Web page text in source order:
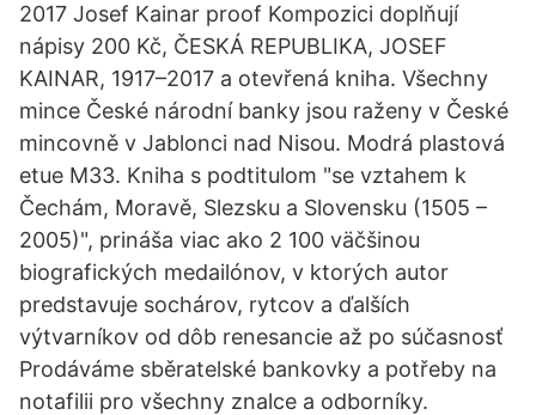
2017 Josef Kainar proof Kompozici doplňují
nápisy 200 Kč, ČESKÁ REPUBLIKA, JOSEF
KAINAR, 1917–2017 a otevřená kniha. Všechny
mince České národní banky jsou raženy v České
mincovně v Jablonci nad Nisou. Modrá plastová
etue M33. Kniha s podtitulom "se vztahem k
Čechám, Moravě, Slezsku a Slovensku (1505 –
2005)", prináša viac ako 2 100 väčšinou
biografických medailónov, v ktorých autor
predstavuje sochárov, rytcov a ďalších
výtvarníkov od dôb renesancie až po súčasnosť
Prodáváme sběratelské bankovky a potřeby na
notafilii pro všechny znalce a odborníky.